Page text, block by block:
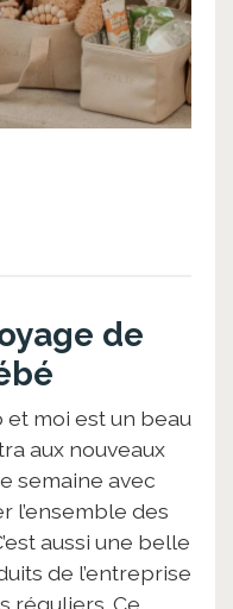
de
et moi est un beau
aux nouveaux
semaine avec
l’ensemble des
aussi une belle
de l’entreprise
réguliers. Ce